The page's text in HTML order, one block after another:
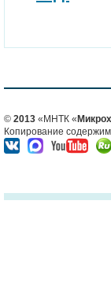
© 2013 «МНТК «
Копирование